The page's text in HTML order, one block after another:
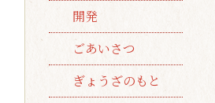
開発
ごあいさつ
ぎょうざのもと